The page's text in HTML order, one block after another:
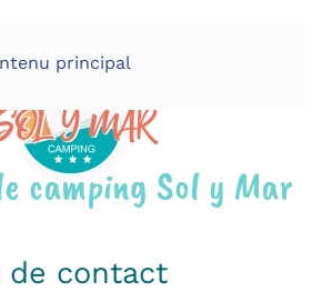
principal
camping Sol y Mar
de contact